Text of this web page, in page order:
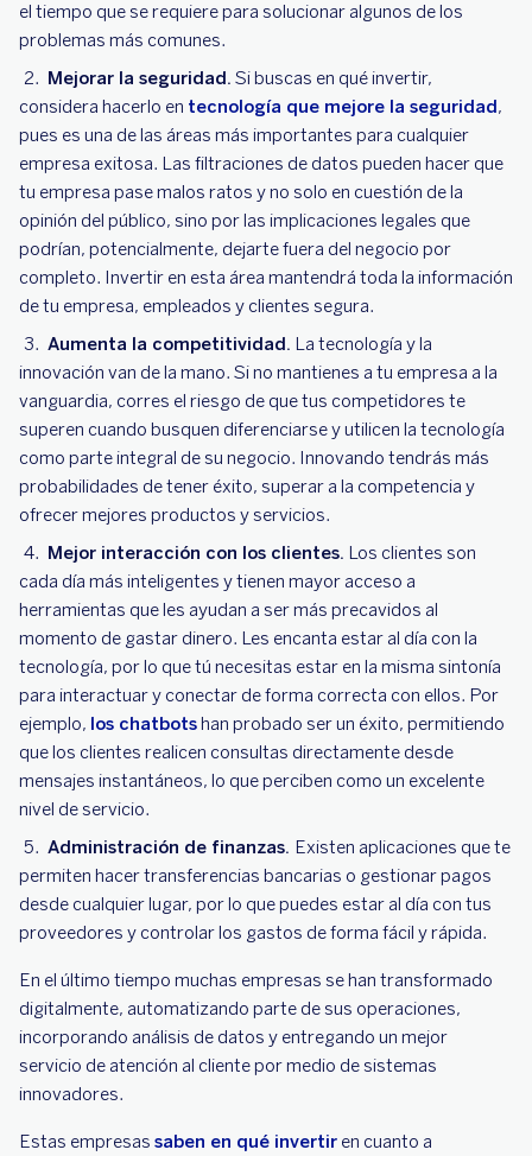
el tiempo que se requiere para solucionar algunos de los
problemas más comunes.
Mejorar la seguridad. Si buscas en qué invertir,
considera hacerlo en tecnología que mejore la seguridad,
pues es una de las áreas más importantes para cualquier
empresa exitosa. Las filtraciones de datos pueden hacer que
tu empresa pase malos ratos y no solo en cuestión de la
opinión del público, sino por las implicaciones legales que
podrían, potencialmente, dejarte fuera del negocio por
completo. Invertir en esta área mantendrá toda la información
de tu empresa, empleados y clientes segura.
Aumenta la competitividad. La tecnología y la
innovación van de la mano. Si no mantienes a tu empresa a la
vanguardia, corres el riesgo de que tus competidores te
superen cuando busquen diferenciarse y utilicen la tecnología
como parte integral de su negocio. Innovando tendrás más
probabilidades de tener éxito, superar a la competencia y
ofrecer mejores productos y servicios.
Mejor interacción con los clientes. Los clientes son
cada día más inteligentes y tienen mayor acceso a
herramientas que les ayudan a ser más precavidos al
momento de gastar dinero. Les encanta estar al día con la
tecnología, por lo que tú necesitas estar en la misma sintonía
para interactuar y conectar de forma correcta con ellos. Por
ejemplo, los chatbotshan probado ser un éxito, permitiendo
que los clientes realicen consultas directamente desde
mensajes instantáneos, lo que perciben como un excelente
nivel de servicio.
Administración de finanzas. Existen aplicaciones que te
permiten hacer transferencias bancarias o gestionar pagos
desde cualquier lugar, por lo que puedes estar al día con tus
proveedores y controlar los gastos de forma fácil y rápida.
En el último tiempo muchas empresas se han transformado
digitalmente, automatizando parte de sus operaciones,
incorporando análisis de datos y entregando un mejor
servicio de atención al cliente por medio de sistemas
innovadores.
Estas empresas saben en qué invertir en cuanto a